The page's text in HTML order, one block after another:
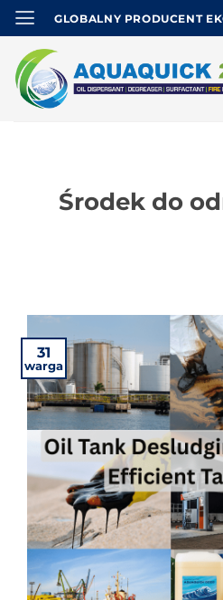
Przejdź
do
treści
GLOBALNY PRODUCENT
Środek do
31
warga